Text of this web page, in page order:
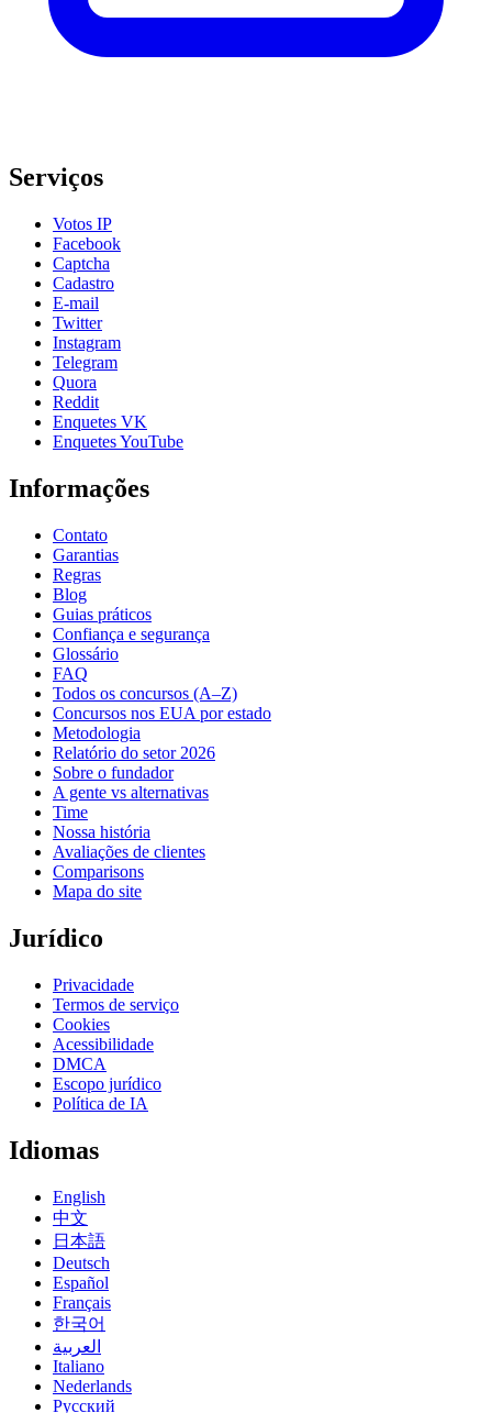
Serviços
Votos IP
Facebook
Captcha
Cadastro
E-mail
Twitter
Instagram
Telegram
Quora
Reddit
Enquetes VK
Enquetes YouTube
Informações
Contato
Garantias
Regras
Blog
Guias práticos
Confiança e segurança
Glossário
FAQ
Todos os concursos (A–Z)
Concursos nos EUA por estado
Metodologia
Relatório do setor 2026
Sobre o fundador
A gente vs alternativas
Time
Nossa história
Avaliações de clientes
Comparisons
Mapa do site
Jurídico
Privacidade
Termos de serviço
Cookies
Acessibilidade
DMCA
Escopo jurídico
Política de IA
Idiomas
English
中文
日本語
Deutsch
Español
Français
한국어
العربية
Italiano
Nederlands
Русский